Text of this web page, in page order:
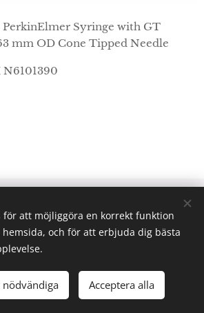
Syringe with GT
mm OD Cone Tipped Needle
LÄGG I KUNDVAGNEN
Nordic AB, VATnr SE559250124001,
2013, 800 02 Gävle
Cookies
för att möjliggöra en korrekt funktion
och för att erbjuda dig bästa
nödvändiga Acceptera alla